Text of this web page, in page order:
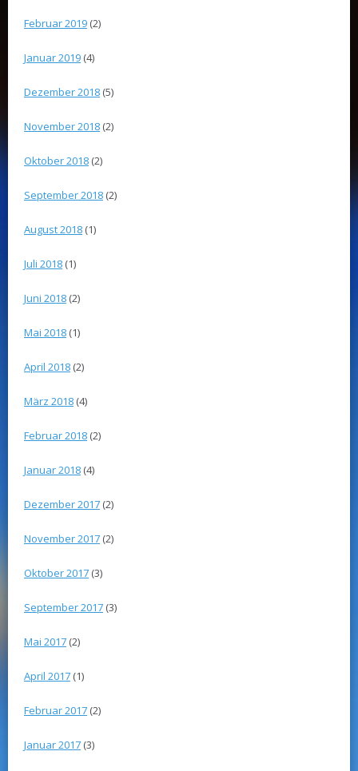
Februar 2019 (2)
Januar 2019 (4)
Dezember 2018 (5)
November 2018 (2)
Oktober 2018 (2)
September 2018 (2)
August 2018 (1)
Juli 2018 (1)
Juni 2018 (2)
Mai 2018 (1)
April 2018 (2)
März 2018 (4)
Februar 2018 (2)
Januar 2018 (4)
Dezember 2017 (2)
November 2017 (2)
Oktober 2017 (3)
September 2017 (3)
Mai 2017 (2)
April 2017 (1)
Februar 2017 (2)
Januar 2017 (3)